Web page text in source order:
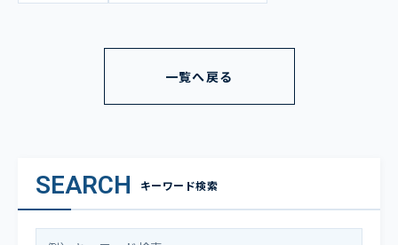
一覧へ戻る
SEARCH キーワード検索